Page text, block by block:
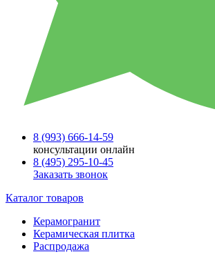
8 (993) 666-14-59
консультации онлайн
8 (495) 295-10-45
Заказать звонок
Каталог товаров
Керамогранит
Керамическая плитка
Распродажа